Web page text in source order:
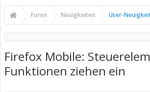
Foren Neuigkeiten User-
Firefox Mobile:
Funktionen ziehen ein